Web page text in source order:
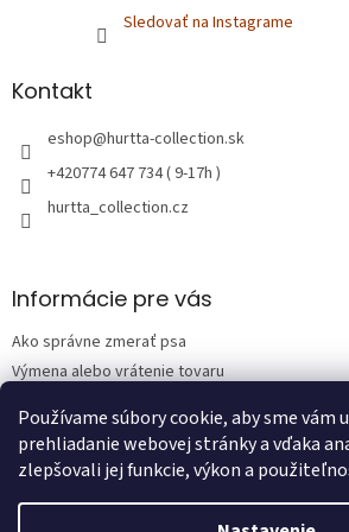
Používame súbory cookie, aby sme
prehliadanie webovej stránky a vďaka
zlepšovali jej funkcie, výkon a
Sledovať na Instagrame
Kontakt
eshop@hurtta-collection.sk
+420774 647 734 ( 9-17h )
hurtta_collection.cz
Informácie pre vás
Ako správne zmerať psa
Výmena alebo vrátenie tovaru
Podmienky ochrany osobných údajov